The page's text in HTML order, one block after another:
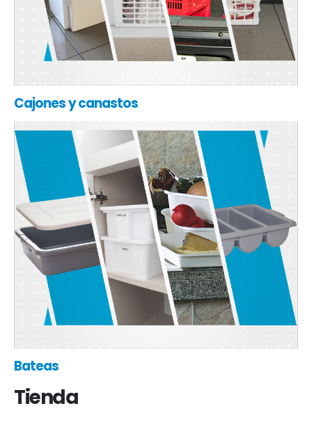
Cajones y canastos
Bateas
Tienda